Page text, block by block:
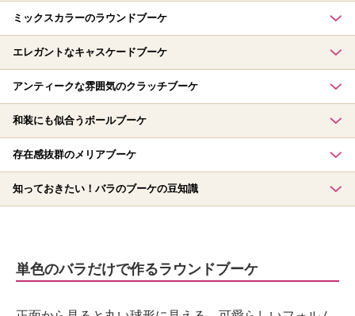
ミックスカラーのラウンドブーケ
エレガントなキャスケードブーケ
アンティークな雰囲気のクラッチブーケ
和装にも似合うボールブーケ
存在感抜群のメリアブーケ
知っておきたい！バラのブーケの豆知識
単色のバラだけで作るラウンドブーケ